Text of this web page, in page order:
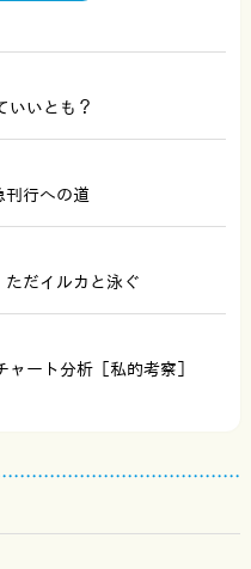
いいとも？
刊行への道
だイルカと泳ぐ
ート分析［私的考察］